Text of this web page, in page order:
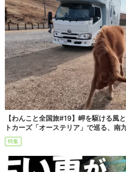
【わんこと全国旅#19】岬を駆ける風
トカーズ「オーステリア」で巡る、南
特集